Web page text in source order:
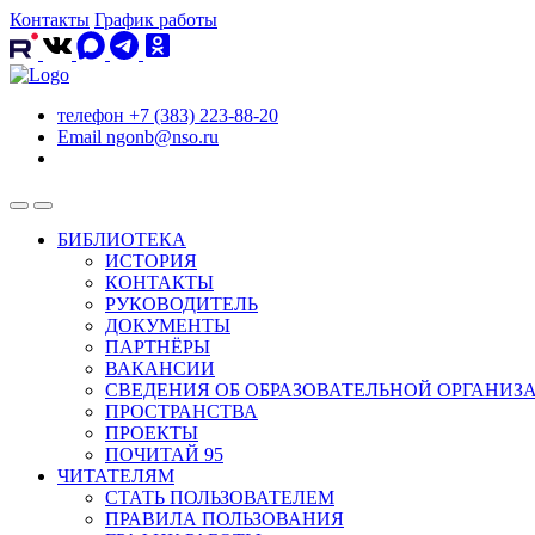
Контакты График работы
телефон +7 (383) 223-88-20
Email ngonb@nso.ru
БИБЛИОТЕКА
ИСТОРИЯ
КОНТАКТЫ
РУКОВОДИТЕЛЬ
ДОКУМЕНТЫ
ПАРТНЁРЫ
ВАКАНСИИ
СВЕДЕНИЯ ОБ ОБРАЗОВАТЕЛЬНОЙ
ПРОСТРАНСТВА
ПРОЕКТЫ
ПОЧИТАЙ 95
ЧИТАТЕЛЯМ
СТАТЬ ПОЛЬЗОВАТЕЛЕМ
ПРАВИЛА ПОЛЬЗОВАНИЯ